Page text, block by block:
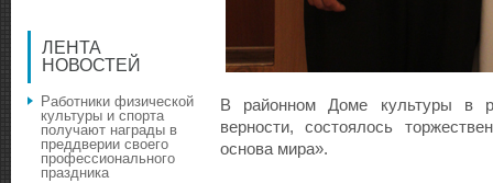
В районном Доме культуры в
верности, состоялось
основа мира».
ЛЕНТА
НОВОСТЕЙ
Работники физической
культуры и спорта
получают награды в
преддверии своего
профессионального
праздника